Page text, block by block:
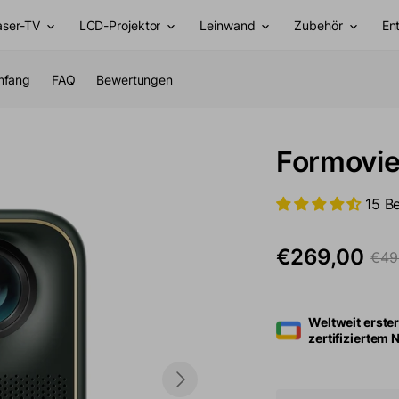
TV LCD-Projektor Leinwand Zubehör
FAQ Bewertungen
15
Verkaufspreis
€269,00
Weltweit
zertifiziertem